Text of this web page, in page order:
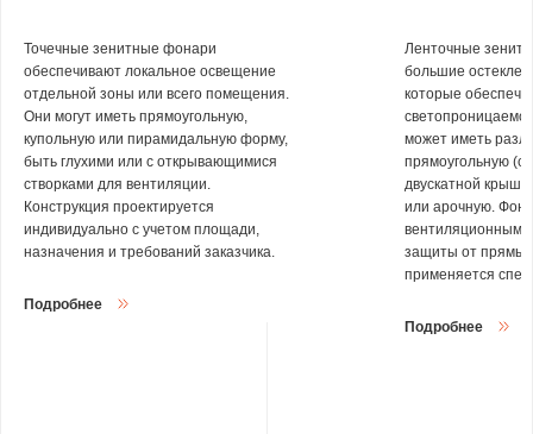
Точечные зенитные фонари
обеспечивают локальное освещение
отдельной зоны или всего помещения.
Они могут иметь прямоугольную,
купольную или пирамидальную форму,
быть глухими или с открывающимися
створками для вентиляции.
Конструкция проектируется
индивидуально с учетом площади,
назначения и требований заказчика.
Подробнее
Ленточные
большие
которые
может иметь
прямоугольную (с
двускатной
или арочную.
защиты от
применяется
Подробнее